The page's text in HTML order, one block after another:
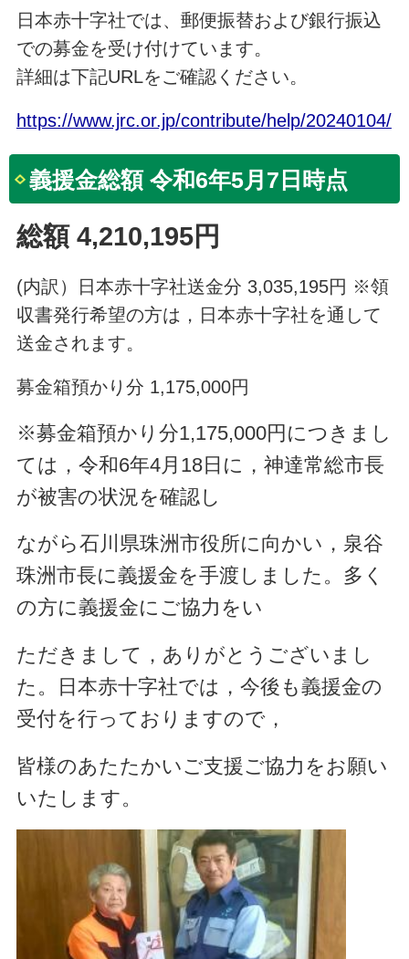
日本赤十字社では、郵便振替および銀行振込
での募金を受け付けています。
詳細は下記URLをご確認ください。
https://www.jrc.or.jp/contribute/help/20240104/
義援金総額 令和6年5月7日時点
総額 4,210,195円
(内訳）日本赤十字社送金分 3,035,195円 ※領
収書発行希望の方は，日本赤十字社を通して
送金されます。
募金箱預かり分 1,175,000円
※募金箱預かり分1,175,000円につきまし
ては，令和6年4月18日に，神達常総市長
が被害の状況を確認し
ながら石川県珠洲市役所に向かい，泉谷
珠洲市長に義援金を手渡しました。多く
の方に義援金にご協力をい
ただき ま し て，ありがと うございまし
た。
日本赤十字社では，今後も義援金の
受付を行っておりますので，
皆様のあた たかいご支援ご協力をお願い
いたします。